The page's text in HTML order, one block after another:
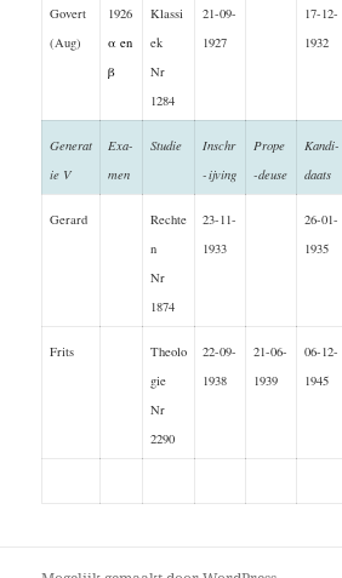
Govert
(Aug)
1926
α en
β
Klassi
ek
Nr
1284
21-09-
1927
17-12-
1932
Generat
ie V
Exa-
men
Studie
Inschr
-ijving
Prope
-deuse
Kandi-
daats
Gerard
Rechte
n
Nr
1874
23-11-
1933
26-01-
1935
Frits
Theolo
gie
Nr
2290
22-09-
1938
21-06-
1939
06-12-
1945